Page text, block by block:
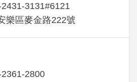
3131#6121
樂區麥金路222號
2800